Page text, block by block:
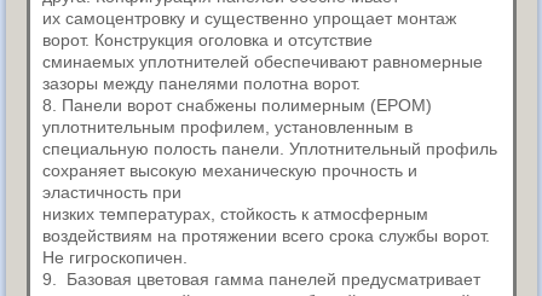
их самоцентровку и существенно упрощает монтаж
ворот. Конструкция оголовка и отсутствие
сминаемых уплотнителей обеспечивают равномерные
зазоры между панелями полотна ворот.
8. Панели ворот снабжены полимерным (ЕРОМ)
уплотнительным профилем, установленным в
специальную полость панели. Уплотнительный профиль
сохраняет высокую механическую прочность и
эластичность при
низких температурах, стойкость к атмосферным
воздействиям на протяжении всего срока службы ворот.
Не гигроскопичен.
9. Базовая цветовая гамма панелей предусматривает